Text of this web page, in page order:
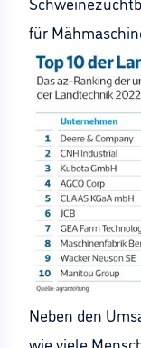
für
Neben den
wie viele